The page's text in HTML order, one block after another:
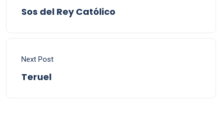
Sos del Rey Católico
Next Post
Teruel